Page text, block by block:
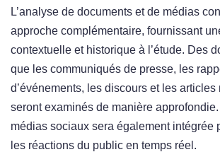
L’analyse de documents et de médias
approche complémentaire, fournissant
contextuelle et historique à l’étude. Des
que les communiqués de presse, les
d’événements, les discours et les
seront examinés de manière approfondie.
médias sociaux sera également intégrée
les réactions du public en temps réel.